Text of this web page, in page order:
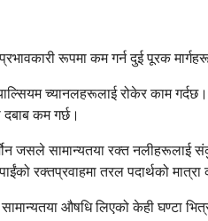
रूपमा कम गर्न दुई पूरक
च्यानलहरूलाई रोकेर काम
कम गर्छ।
जसले सामान्यतया रक्त नलीहरूलाई
रक्तप्रवाहमा तरल पदार्थको मात्रा
औषधि लिएको केही